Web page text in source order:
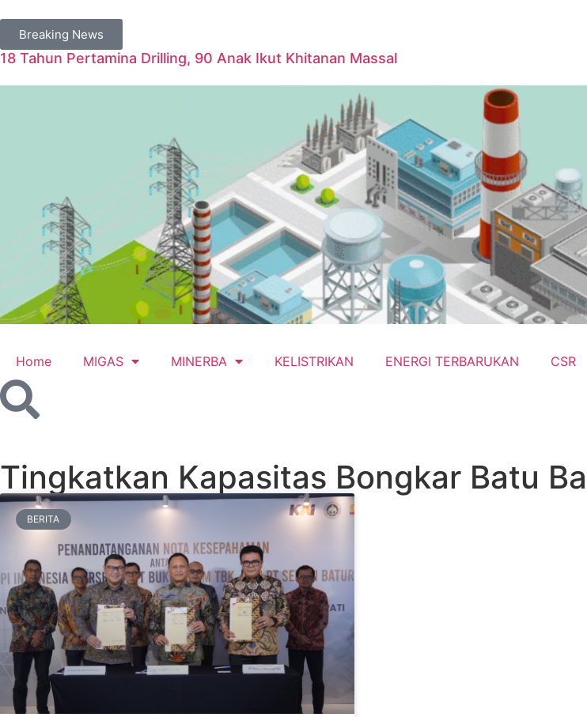
Breaking News
18 Tahun Pertamina Drilling, 90 Anak Ikut Khitanan Massal
Home MIGAS MINERBA KELISTRIKAN ENERGI TERBARUKAN CSR
Tingkatkan Kapasitas Bongkar Batu
BERITA